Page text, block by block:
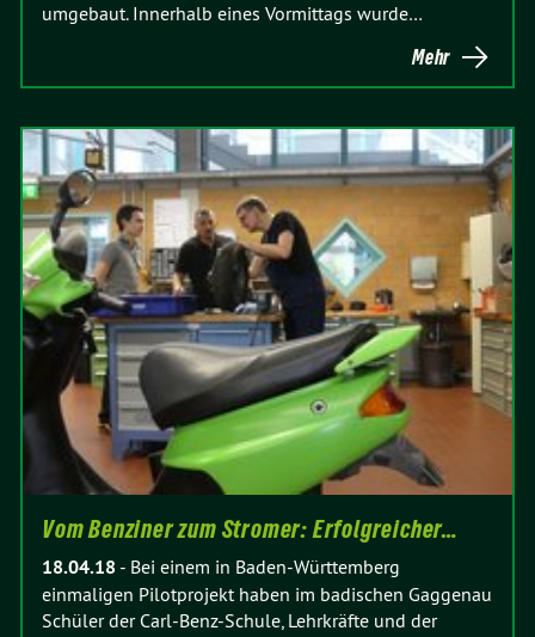
umgebaut. Innerhalb eines Vormittags wurde…
Mehr
Vom Benziner zum Stromer: Erfolgreicher…
18.04.18 - Bei einem in Baden-Württemberg
einmaligen Pilotprojekt haben im badischen Gaggenau
Schüler der Carl-Benz-Schule, Lehrkräfte und der